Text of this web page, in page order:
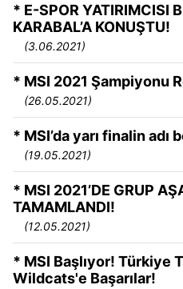
* E-SPOR YATIRIMCISI
KARABAL’A KONUŞTU!
(3.06.2021)
* MSI 2021 Şampiyonu
(26.05.2021)
* MSI’da yarı finalin adı
(19.05.2021)
* MSI 2021’DE GRUP
TAMAMLANDI!
(12.05.2021)
* MSI Başlıyor! Türkiye
Wildcats'e Başarılar!